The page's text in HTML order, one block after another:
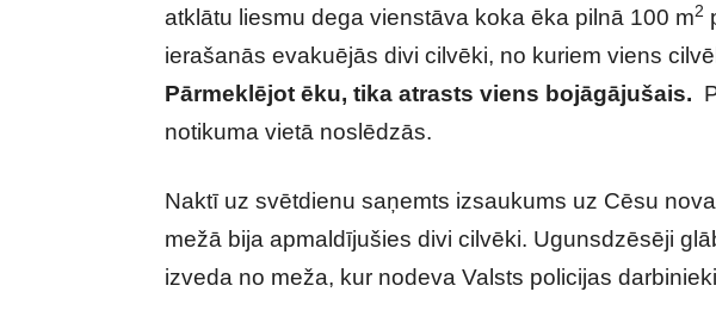
atklātu liesmu dega vienstāva koka ēka pilnā 100 m2
ierašanās evakuējās divi cilvēki, no kuriem viens
Pārmeklējot ēku, tika atrasts viens bojāgājušais.
notikuma vietā noslēdzās.
Naktī uz svētdienu saņemts izsaukums uz Cēsu
mežā bija apmaldījušies divi cilvēki. Ugunsdzēsēji
izveda no meža, kur nodeva Valsts policijas